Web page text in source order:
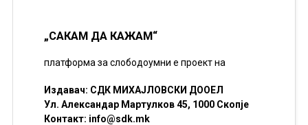
„САКАМ ДА КАЖАМ“
платформа за слободоумни е проект на
Издавач: СДК МИХАЈЛОВСКИ ДООЕЛ
Ул. Александар Мартулков 45, 1000 Скопје
Контакт: info@sdk.mk